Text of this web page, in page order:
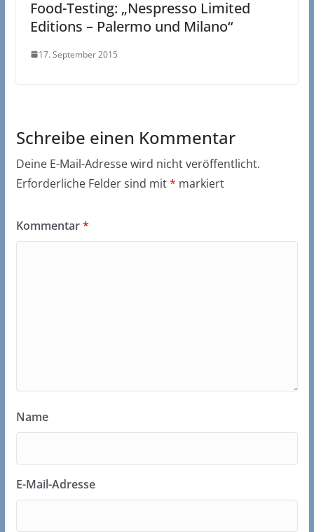
Food-Testing: „Nespresso Limited
Editions – Palermo und Milano“
17. September 2015
Schreibe einen Kommentar
Deine E-Mail-Adresse wird nicht veröffentlicht.
Erforderliche Felder sind mit* markiert
Kommentar*
Name
E-Mail-Adresse